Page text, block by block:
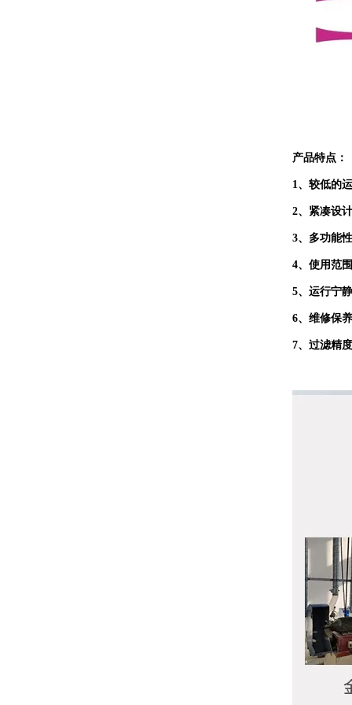
产品特点：
1 、较低的
2、紧凑设
3、多功能
4、使用范
5、运行宁
6、维修保
7、过滤精